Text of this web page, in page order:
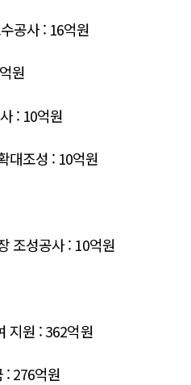
공사 : 16억원
원
: 10억원
대조성 : 10억원
조성공사 : 10억원
지원 : 362억원
: 276억원